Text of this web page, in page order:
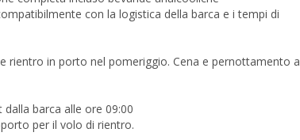
con la logistica della barca e i tempi di
rientro in porto nel pomeriggio. Cena e pernottamento a
barca alle ore 09:00
per il volo di rientro.